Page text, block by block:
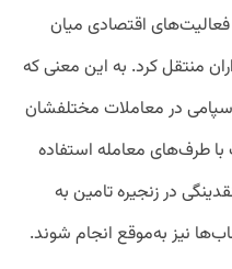
فعالیت‌های اقتصادی میان
منتقل کرد. به این معنی که
در معاملات مختلفشان
طرف‌های معامله استفاده
در زنجیره تامین به
نیز به‌موقع انجام شوند.